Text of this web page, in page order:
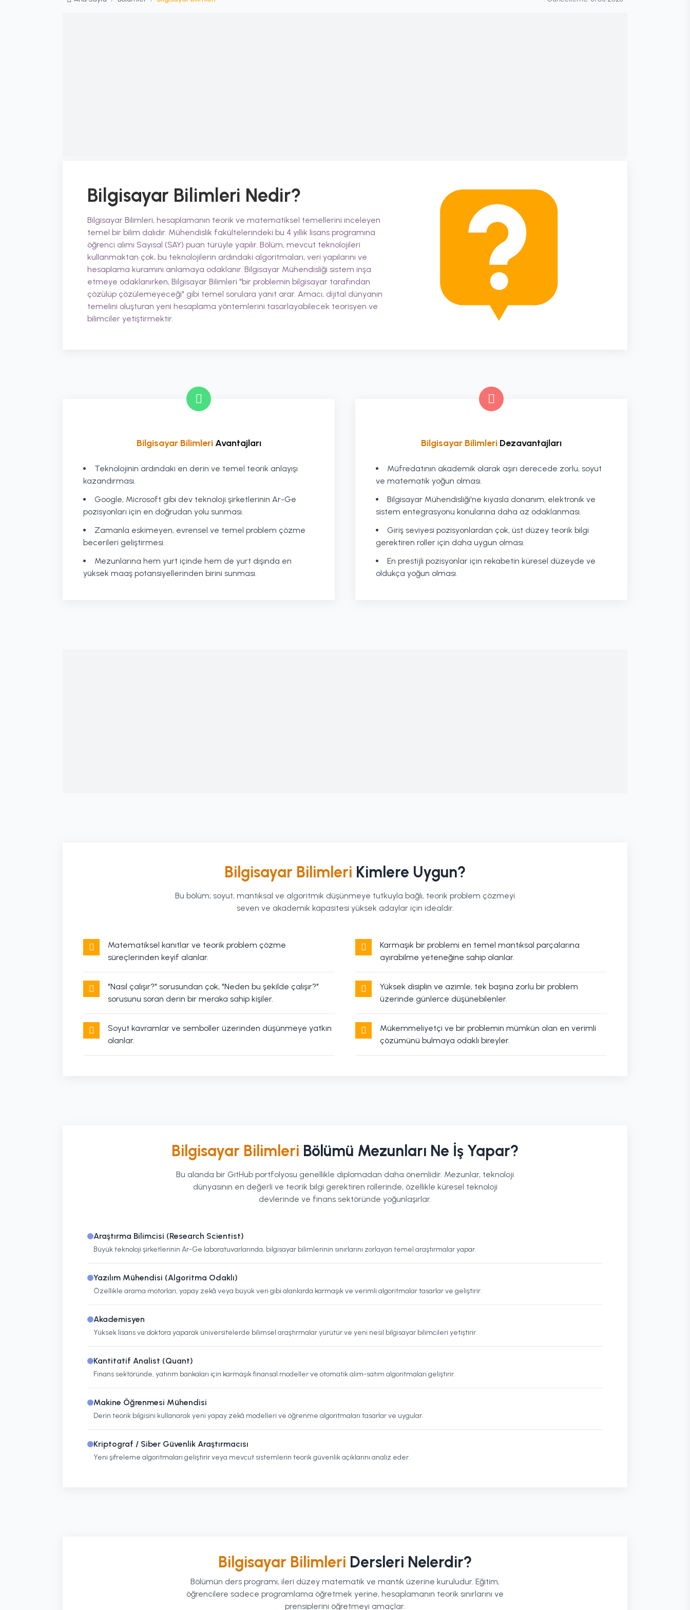
Bilgisayar Bilimleri Nedir?
Bilgisayar Bilimleri, hesaplamanın teorik ve matematiksel temellerini inceleyen
temel bir bilim dalıdır. Mühendislik fakültelerindeki bu 4 yıllık lisans programına
öğrenci alımı Sayısal (SAY) puan türüyle yapılır. Bölüm, mevcut teknolojileri
kullanmaktan çok, bu teknolojilerin ardındaki algoritmaları, veri yapılarını ve
hesaplama kuramını anlamaya odaklanır. Bilgisayar Mühendisliği sistem inşa
etmeye odaklanırken, Bilgisayar Bilimleri "bir problemin bilgisayar tarafından
çözülüp çözülemeyeceği" gibi temel sorulara yanıt arar. Amacı, dijital dünyanın
temelini oluşturan yeni hesaplama yöntemlerini tasarlayabilecek teorisyen ve
bilimciler yetiştirmektir.
Bilgisayar BilimleriAvantajları
Teknolojinin ardındaki en derin ve temel teorik anlayışı
kazandırması.
Google, Microsoft gibi dev teknoloji şirketlerinin Ar-Ge
pozisyonları için en doğrudan yolu sunması.
Zamanla eskimeyen, evrensel ve temel problem çözme
becerileri geliştirmesi.
Mezunlarına hem yurt içinde hem de yurt dışında en
yüksek maaş potansiyellerinden birini sunması.
Bilgisayar Bilimleri Dezavantajları
Müfredatının akademik olarak aşırı derecede zorlu, soyut
ve matematik yoğun olması.
Bilgisayar Mühendisliği'ne kıyasla donanım, elektronik ve
sistem entegrasyonu konularına daha az odaklanması.
Giriş seviyesi pozisyonlardan çok, üst düzey teorik bilgi
gerektiren roller için daha uygun olması.
En prestijli pozisyonlar için rekabetin küresel düzeyde ve
oldukça yoğun olması.
Bilgisayar Bilimleri Kimlere Uygun?
Bu bölüm; soyut, mantıksal ve algoritmik düşünmeye tutkuyla bağlı, teorik problem çözmeyi
seven ve akademik kapasitesi yüksek adaylar için idealdir.
Matematiksel kanıtlar ve teorik problem çözme
süreçlerinden keyif alanlar.
Karmaşık bir problemi en temel mantıksal parçalarına
ayırabilme yeteneğine sahip olanlar.
"Nasıl çalışır?" sorusundan çok, "Neden bu şekilde çalışır?"
sorusunu soran derin bir meraka sahip kişiler.
Yüksek disiplin ve azimle, tek başına zorlu bir problem
üzerinde günlerce düşünebilenler.
Soyut kavramlar ve semboller üzerinden düşünmeye yatkın
olanlar.
Mükemmeliyetçi ve bir problemin mümkün olan en verimli
çözümünü bulmaya odaklı bireyler.
Bilgisayar Bilimleri Bölümü Mezunları Ne İş Yapar?
Bu alanda bir GitHub portfolyosu genellikle diplomadan daha önemlidir. Mezunlar, teknoloji
dünyasının en değerli ve teorik bilgi gerektiren rollerinde, özellikle küresel teknoloji
devlerinde ve finans sektöründe yoğunlaşırlar.
Araştırma Bilimcisi (Research Scientist)
Büyük teknoloji şirketlerinin Ar-Ge laboratuvarlarında, bilgisayar bilimlerinin sınırlarını zorlayan temel araştırmalar yapar.
Yazılım Mühendisi (Algoritma Odaklı)
Özellikle arama motorları, yapay zekâ veya büyük veri gibi alanlarda karmaşık ve verimli algoritmalar tasarlar ve geliştirir.
Akademisyen
Yüksek lisans ve doktora yaparak üniversitelerde bilimsel araştırmalar yürütür ve yeni nesil bilgisayar bilimcileri yetiştirir.
Kantitatif Analist (Quant)
Finans sektöründe, yatırım bankaları için karmaşık finansal modeller ve otomatik alım-satım algoritmaları geliştirir.
Makine Öğrenmesi Mühendisi
Derin teorik bilgisini kullanarak yeni yapay zekâ modelleri ve öğrenme algoritmaları tasarlar ve uygular.
Kriptograf / Siber Güvenlik Araştırmacısı
Yeni şifreleme algoritmaları geliştirir veya mevcut sistemlerin teorik güvenlik açıklarını analiz eder.
Bilgisayar Bilimleri Dersleri Nelerdir?
Bölümün ders programı, ileri düzey matematik ve mantık üzerine kuruludur. Eğitim,
öğrencilere sadece programlama öğretmek yerine, hesaplamanın teorik sınırlarını ve
prensiplerini öğretmeyi amaçlar.